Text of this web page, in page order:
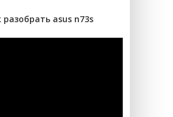
разобрать asus n73s